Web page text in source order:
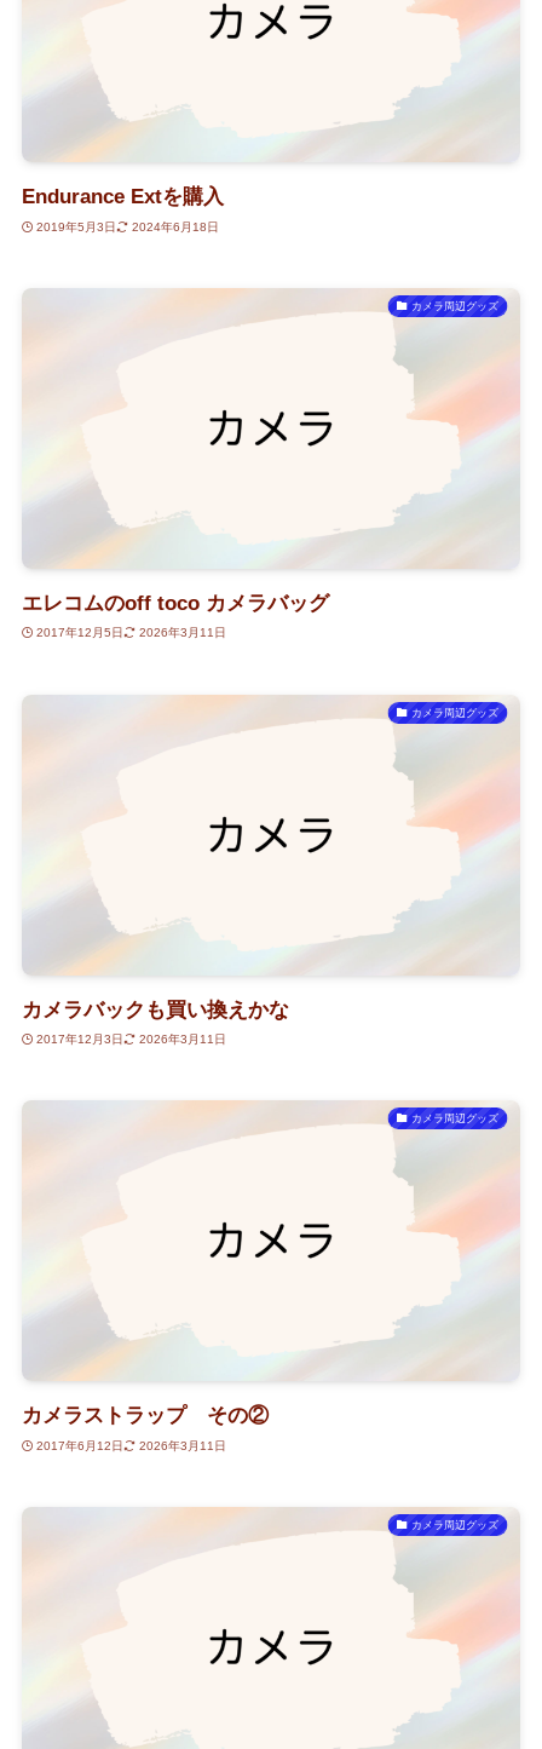
Endurance Extを購入
2019年5月3日 2024年6月18日
カメラ周辺グッズ
エレコムのoff toco カメラバッグ
2017年12月5日 2026年3月11日
カメラ周辺グッズ
カメラバックも買い換えかな
2017年12月3日 2026年3月11日
カメラ周辺グッズ
カメラストラップ その②
2017年6月12日 2026年3月11日
カメラ周辺グッズ